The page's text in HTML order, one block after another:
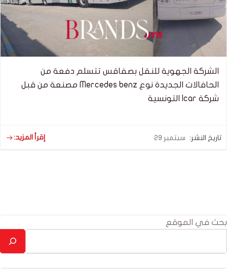
الشركة الجهوية للنقل بصفاقس تتسلم دفعة من
الحافالات الجديدة نوع Mercedes benz مصنعة من قبل
شركة Icar التونسية
تاريخ النشر: سبتمبر 29 إقرأ المزيد:
بحث في الموقع